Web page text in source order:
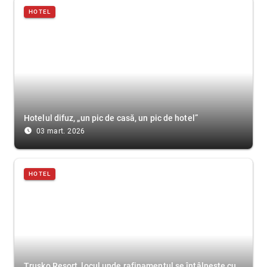
HOTEL
Hotelul difuz, „un pic de casă, un pic de hotel”
access_time_filled 03 mart. 2026
HOTEL